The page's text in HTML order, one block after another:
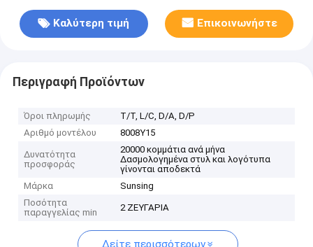
Καλύτερη τιμή Επικοινωνήστε
Περιγραφή Προϊόντων
Όροι πληρωμής
Τ/Τ, L/C, D/A, D/P
Αριθμό μοντέλου
8008Y15
Δυνατότητα
προσφοράς
20000 κομμάτια ανά μήνα
Δασμολογημένα στυλ και λογότυπα
γίνονται αποδεκτά
Μάρκα
Sunsing
Ποσότητα
παραγγελίας min
2 ΖΕΥΓΑΡΙΑ
Δείτε περισσότερων